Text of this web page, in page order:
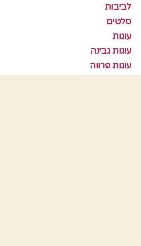
לביבות
סלטים
עוגות
עוגות גבינה
עוגות פרווה